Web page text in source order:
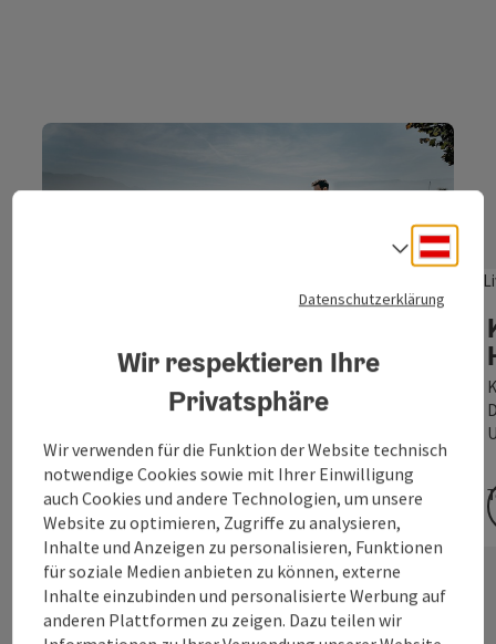
Wohin soll´s gehen?
EVENTKALENDER
Mit unserem Eventkalender finden Sie die
besten Veranstaltungen in der Region Attersee-
Attergau auf einen Blick.
Datenschutzerklärung
Wir respektieren Ihre
Privatsphäre
Wir verwenden für die Funktion der Website technisch
notwendige Cookies sowie mit Ihrer Einwilligung
auch Cookies und andere Technologien, um unsere
Website zu optimieren, Zugriffe zu analysieren,
Inhalte und Anzeigen zu personalisieren, Funktionen
für soziale Medien anbieten zu können, externe
Inhalte einzubinden und personalisierte Werbung auf
anderen Plattformen zu zeigen. Dazu teilen wir